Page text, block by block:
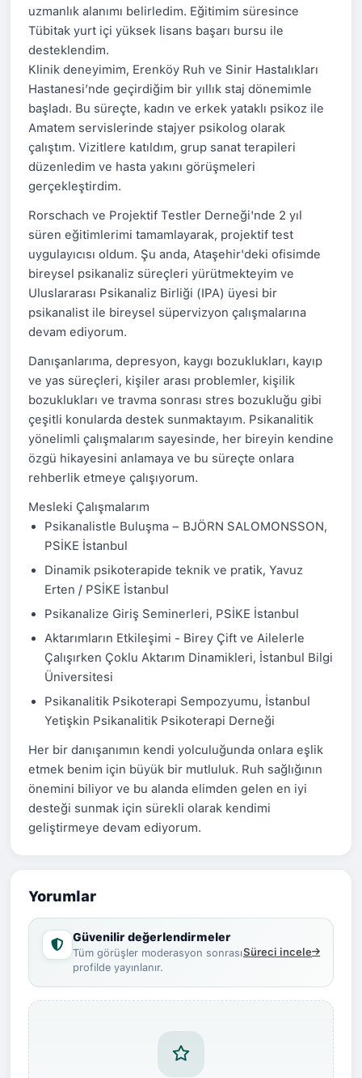
uzmanlık alanımı belirledim. Eğitimim süresince
Tübitak yurt içi yüksek lisans başarı bursu ile
desteklendim.
Klinik deneyimim, Erenköy Ruh ve Sinir Hastalıkları
Hastanesi’nde geçirdiğim bir yıllık staj dönemimle
başladı. Bu süreçte, kadın ve erkek yataklı psikoz ile
Amatem servislerinde stajyer psikolog olarak
çalıştım. Vizitlere katıldım, grup sanat terapileri
düzenledim ve hasta yakını görüşmeleri
gerçekleştirdim.
Rorschach ve Projektif Testler Derneği'nde 2 yıl
süren eğitimlerimi tamamlayarak, projektif test
uygulayıcısı oldum. Şu anda, Ataşehir'deki ofisimde
bireysel psikanaliz süreçleri yürütmekteyim ve
Uluslararası Psikanaliz Birliği (IPA) üyesi bir
psikanalist ile bireysel süpervizyon çalışmalarına
devam ediyorum.
Danışanlarıma, depresyon, kaygı bozuklukları, kayıp
ve yas süreçleri, kişiler arası problemler, kişilik
bozuklukları ve travma sonrası stres bozukluğu gibi
çeşitli konularda destek sunmaktayım. Psikanalitik
yönelimli çalışmalarım sayesinde, her bireyin kendine
özgü hikayesini anlamaya ve bu süreçte onlara
rehberlik etmeye çalışıyorum.
Mesleki Çalışmalarım
Psikanalistle Buluşma – BJÖRN SALOMONSSON,
PSİKE İstanbul
Dinamik psikoterapide teknik ve pratik, Yavuz
Erten / PSİKE İstanbul
Psikanalize Giriş Seminerleri, PSİKE İstanbul
Aktarımların Etkileşimi - Birey Çift ve Ailelerle
Çalışırken Çoklu Aktarım Dinamikleri, İstanbul Bilgi
Üniversitesi
Psikanalitik Psikoterapi Sempozyumu, İstanbul
Yetişkin Psikanalitik Psikoterapi Derneği
Her bir danışanımın kendi yolculuğunda onlara eşlik
etmek benim için büyük bir mutluluk. Ruh sağlığının
önemini biliyor ve bu alanda elimden gelen en iyi
desteği sunmak için sürekli olarak kendimi
geliştirmeye devam ediyorum.
Yorumlar
Güvenilir değerlendirmeler
Tüm görüşler moderasyon sonrası
profilde yayınlanır.
Süreci incele